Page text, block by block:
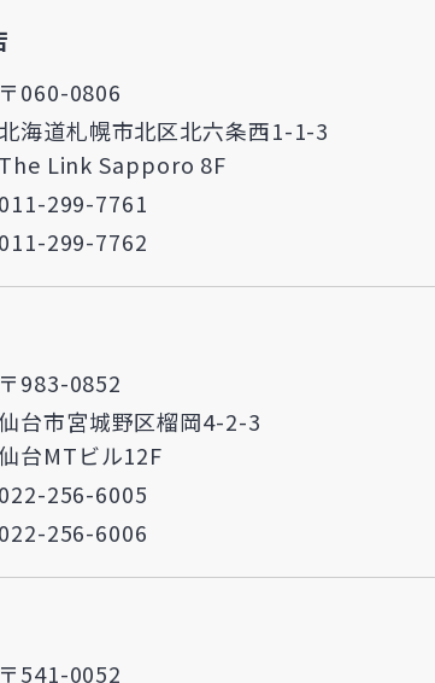
〒060-0806
北海道札幌市北区北六条西1-1-3
The Link Sapporo 8F
011-299-7761
011-299-7762
〒983-0852
台市宮城野区榴岡4-2-3
台MTビル12F
022-256-6005
022-256-6006
〒541-0052